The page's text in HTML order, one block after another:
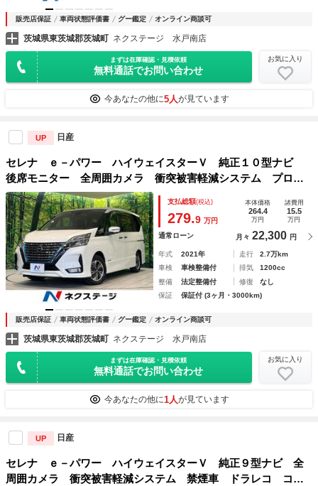
販売店保証 車両状態評価書 グー鑑定 オンライン商談可
茨城県東茨城郡茨城町 ネクステージ 水戸南店
まずは在庫確認・見積依頼
無料通話でお問い合わせ
お気に入り
今あなたの他に5人が見ています
UP 日産
セレナ ｅ－パワー ハイウェイスターＶ 純正１０型ナビ
後席モニター 全周囲カメラ 衝突被害軽減システム プロパ
イロット 両側電動スライド 禁煙車 クリアランスソナー
ドラレコ ＥＴＣ Ｂｌｕｅｔｏｏｔｈ ＬＥＤヘッド オー
トライト
支払総額(税込)
279.9 万円
本体価格
264.4
万円
諸費用
15.5
万円
通常ローン 月々 22,300 円
年式 2021年 走行
2.7万km
車検
車検整備付 排気
1200cc
整備
法定整備付 修復
なし
保証
保証付 (3ヶ月・3000km)
販売店保証 車両状態評価書 グー鑑定 オンライン商談可
茨城県東茨城郡茨城町 ネクステージ 水戸南店
まずは在庫確認・見積依頼
無料通話でお問い合わせ
お気に入り
今あなたの他に1人が見ています
UP 日産
セレナ ｅ－パワー ハイウェイスターＶ 純正９型ナビ 全
周囲カメラ 衝突被害軽減システム 禁煙車 ドラレコ コー